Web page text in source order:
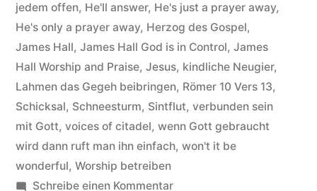
jedem offen, He'll answer, He's just a prayer away,
He's only a prayer away, Herzog des Gospel,
James Hall, James Hall God is in Control, James
Hall Worship and Praise, Jesus, kindliche Neugier,
Lahmen das Gegeh beibringen, Römer 10 Vers 13,
Schicksal, Schneesturm, Sintflut, verbunden sein
mit Gott, voices of citadel, wenn Gott gebraucht
wird dann ruft man ihn einfach, won't it be
wonderful, Worship betreiben
Schreibe einen Kommentarzu